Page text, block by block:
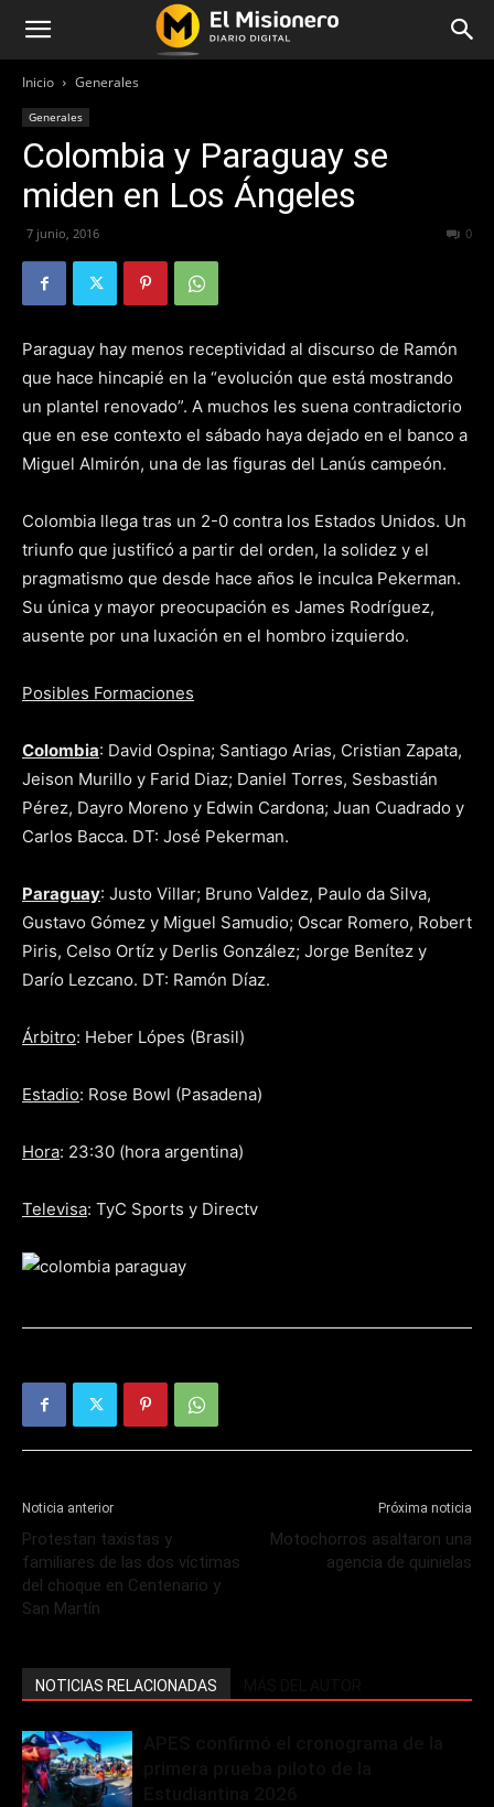
Inicio Generales
Generales
Colombia y Paraguay se
miden en Los Ángeles
7 junio, 2016 0
Paraguay hay menos receptividad al discurso de Ramón
que hace hincapié en la “evolución que está mostrando
un plantel renovado”. A muchos les suena contradictorio
que en ese contexto el sábado haya dejado en el banco a
Miguel Almirón, una de las figuras del Lanús campeón.
Colombia llega tras un 2-0 contra los Estados Unidos. Un
triunfo que justificó a partir del orden, la solidez y el
pragmatismo que desde hace años le inculca Pekerman.
Su única y mayor preocupación es James Rodríguez,
ausente por una luxación en el hombro izquierdo.
Posibles Formaciones
Colombia: David Ospina; Santiago Arias, Cristian Zapata,
Jeison Murillo y Farid Diaz; Daniel Torres, Sesbastián
Pérez, Dayro Moreno y Edwin Cardona; Juan Cuadrado y
Carlos Bacca. DT: José Pekerman.
Paraguay: Justo Villar; Bruno Valdez, Paulo da Silva,
Gustavo Gómez y Miguel Samudio; Oscar Romero, Robert
Piris, Celso Ortíz y Derlis González; Jorge Benítez y
Darío Lezcano. DT: Ramón Díaz.
Árbitro: Heber Lópes (Brasil)
Estadio: Rose Bowl (Pasadena)
Hora: 23:30 (hora argentina)
Televisa: TyC Sports y Directv
Noticia anterior
Protestan taxistas y
familiares de las dos víctimas
del choque en Centenario y
San Martín
Próxima noticia
Motochorros asaltaron una
agencia de quinielas
NOTICIAS RELACIONADAS